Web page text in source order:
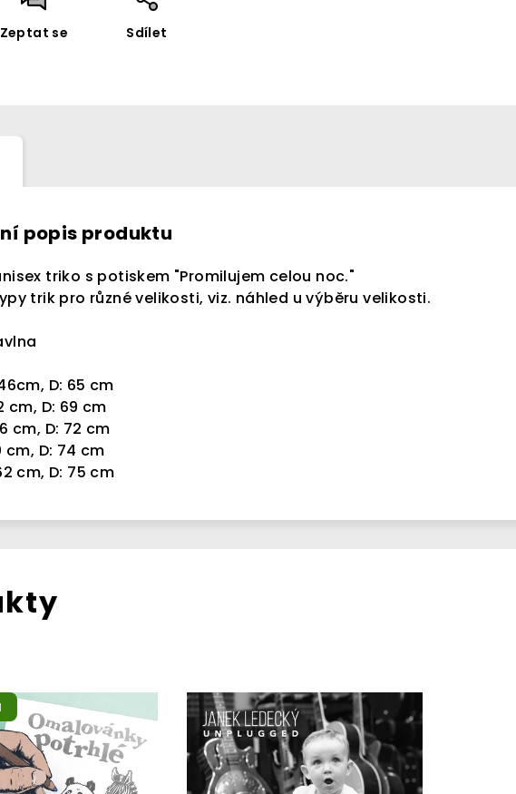
Zeptat se Sdílet
popis produktu
triko s potiskem "Promilujem celou noc."
trik pro různé velikosti, viz. náhled u výběru velikosti.
D: 65 cm
cm, D: 69 cm
cm, D: 72 cm
cm, D: 74 cm
cm, D: 75 cm